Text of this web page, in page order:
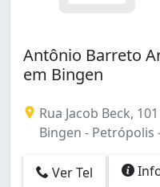
Antônio Barreto
em Bingen
Rua Jacob Beck, 101
Bingen - Petrópolis -
Ver Tel